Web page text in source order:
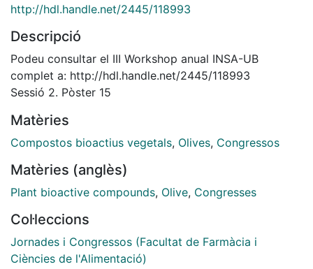
http://hdl.handle.net/2445/118993
Descripció
Podeu consultar el III Workshop anual INSA-UB
complet a: http://hdl.handle.net/2445/118993
Sessió 2. Pòster 15
Matèries
Compostos bioactius vegetals, Olives, Congressos
Matèries (anglès)
Plant bioactive compounds, Olive, Congresses
Col·leccions
Jornades i Congressos (Facultat de Farmàcia i
Ciències de l'Alimentació)